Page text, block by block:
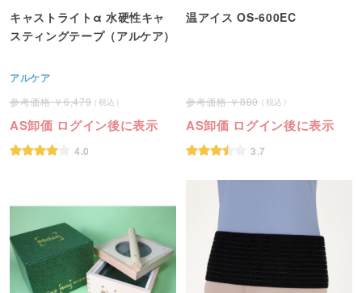
キャストライトα 水硬性キャ
スティングテープ（アルケア）
アルケア
6,479
AS卸価 ログイン後に表示
4.0
温アイス OS-600EC
880
AS卸価 ログイン後に表示
3.7